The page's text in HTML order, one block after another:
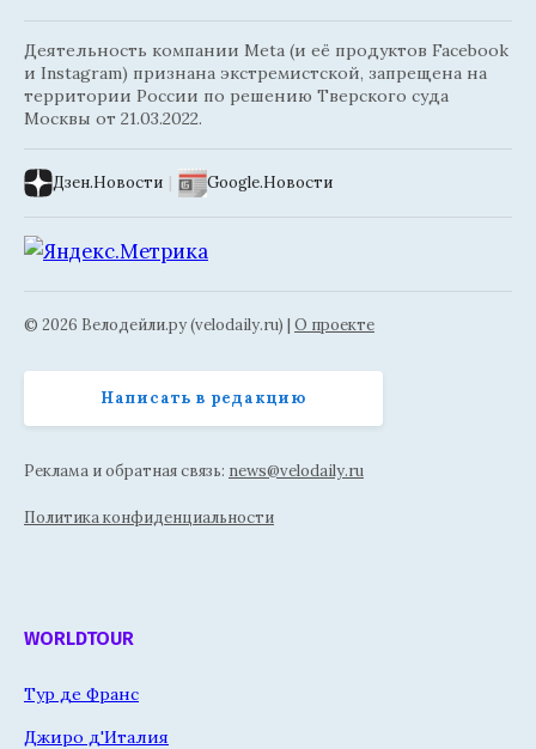
Деятельность компании Meta (и её продуктов Facebook
и Instagram) признана экстремистской, запрещена на
территории России по решению Тверского суда
Москвы от 21.03.2022.
Дзен.Новости | Google.Новости
© 2026 Велодейли.ру (velodaily.ru) | О проекте
Написать в редакцию
Реклама и обратная связь: news@velodaily.ru
Политика конфиденциальности
WORLDTOUR
Тур де Франс
Джиро д'Италия